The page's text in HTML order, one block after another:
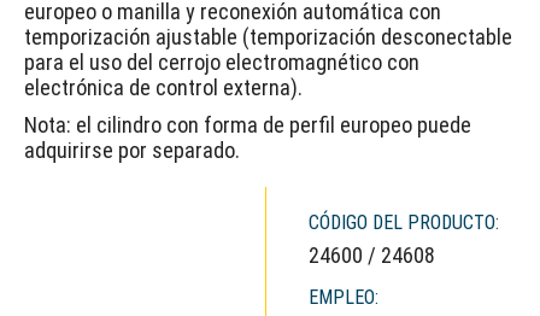
europeo o manilla y reconexión automática con
temporización ajustable (temporización desconectable
para el uso del cerrojo electromagnético con
electrónica de control externa).
Nota: el cilindro con forma de perfil europeo puede
adquirirse por separado.
CÓDIGO DEL PRODUCTO:
24600 / 24608
EMPLEO: